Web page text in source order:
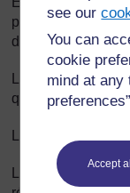
see our
You can
cookie
mind at any
Accept
papier sulfurisé,
dépoli, la brume
La lumière est
qui provoque les
Les surfaces très